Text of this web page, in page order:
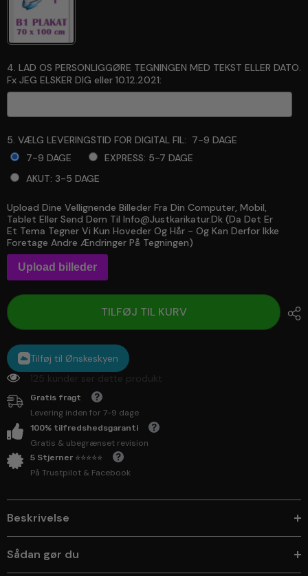
4. LAD OS PERSONLIGGØRE TEGNINGEN MED TEKST ELLER DATO.
Fx JEG ELSKER DIG eller 10.12.2021:
5. VÆLG LEVERINGSTID FOR DIGITAL FIL: 7-9 DAGE
7-9 DAGE
EXPRESS: 5-7 DAGE
AKUT: 3-5 DAGE
Selection will addto the price
Upload Dine Vellignende Billeder Fra Din Computer, Mobil,
Tablet Eller Send Dem Til Info@justkarikatur.dk (da Det Er
Et Tema Tegner Vi Kun Hoveder Og Hår - Og Kan Derfor Ikke
Foretage Andre Ændringer På Tegningen)
Upload billeder
TILFØJ TIL KURV
Tilføj til Ønskeskyen
125 kunder ser dette produkt
Gratis fragt
Levering inden for 7-9 dage
100% tilfredshedsgaranti
Gratis & ubegrænset revision
5 Stjerner ⭐⭐⭐⭐⭐
På Trustpilot & Facebook
Beskrivelse
Sådan gør du